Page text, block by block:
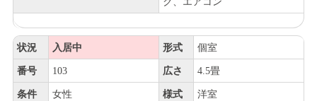
状況 入居中 形式 個室
番号 103 広さ 4.5畳
条件 女性 様式 洋室